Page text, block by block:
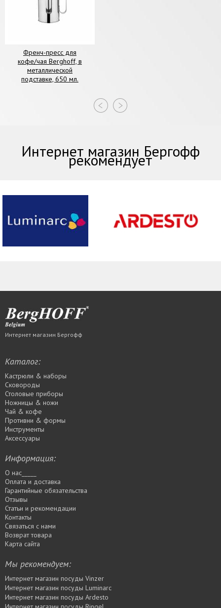
Френч-пресс для
кофе/чая Berghoff, в
металлической
подставке, 650 мл.
Интернет магазин Бергофф
рекомендует
Интернет магазин Бергофф
Каталог:
Кастрюли & наборы
Сковороды
Столовые приборы
Ножницы & ножи
Чай & кофе
Противни & формы
Инструменты
Аксессуары
Информация:
О нас_____
Оплата и доставка
Гарантийные обязательства
Отзывы
Статьи и рекомендации
Контакты
Связаться с нами
Возврат товара
Карта сайта
Мы рекомендуем:
Интернет магазин посуды Vinzer
Интернет магазин посуды Luminarc
Интернет магазин посуды Ardesto